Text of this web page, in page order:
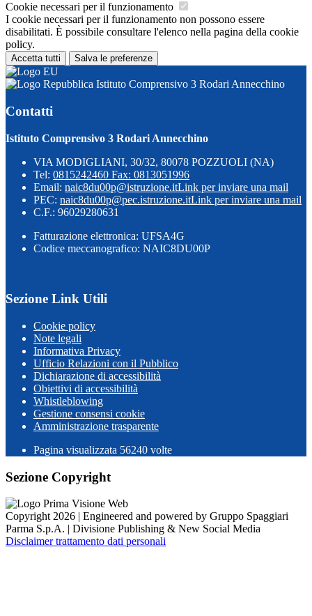
Cookie necessari per il funzionamento
I cookie necessari per il funzionamento non possono essere
disabilitati. È possibile consultare l'elenco nella pagina della cookie
policy.
Accetta tutti Salva le preferenze
Istituto Comprensivo 3 Rodari Annecchino
Contatti
Istituto Comprensivo 3 Rodari Annecchino
VIA MODIGLIANI, 30/32, 80078 POZZUOLI (NA)
Tel: 0815242460 Fax: 0813051996
Email: naic8du00p@istruzione.itLink per inviare una mail
PEC: naic8du00p@pec.istruzione.itLink per inviare una mail
C.F.: 96029280631
Fatturazione elettronica: UFSA4G
Codice meccanografico: NAIC8DU00P
Sezione Link Utili
Cookie policy
Note legali
Informativa Privacy
Ufficio Relazioni con il Pubblico
Dichiarazione di accessibilità
Obiettivi di accessibilità
Whistleblowing
Gestione consensi cookie
Amministrazione trasparente
Pagina visualizzata 56240 volte
Sezione Copyright
Copyright 2026 | Engineered and powered by Gruppo Spaggiari
Parma S.p.A. | Divisione Publishing & New Social Media
Disclaimer trattamento dati personali